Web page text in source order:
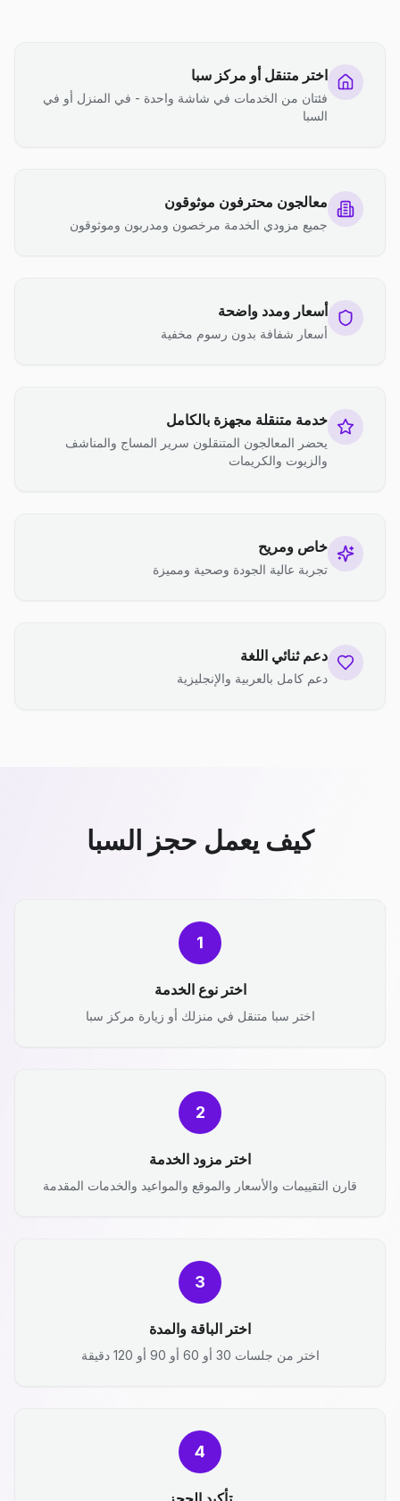
اختر متنقل أو مركز سبا
فئتان من الخدمات في شاشة واحدة - في المنزل أو في
السبا
معالجون محترفون موثوقون
جميع مزودي الخدمة مرخصون ومدربون وموثوقون
أسعار ومدد واضحة
أسعار شفافة بدون رسوم مخفية
خدمة متنقلة مجهزة بالكامل
يحضر المعالجون المتنقلون سرير المساج والمناشف
والزيوت والكريمات
خاص ومريح
تجربة عالية الجودة وصحية ومميزة
دعم ثنائي اللغة
دعم كامل بالعربية والإنجليزية
كيف يعمل حجز السبا
1
اختر نوع الخدمة
اختر سبا متنقل في منزلك أو زيارة مركز سبا
2
اختر مزود الخدمة
قارن التقييمات والأسعار والموقع والمواعيد والخدمات المقدمة
3
اختر الباقة والمدة
اختر من جلسات 30 أو 60 أو 90 أو 120 دقيقة
4